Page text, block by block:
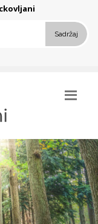
Sadržaj